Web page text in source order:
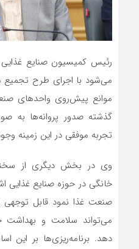
رئیس کمیسیون صنایع
می‌شود با اجرای طرح
موانع پیش‌روی واحدهای
گذشته صدور پروانه‌ها به
تجربه موفقی در این زمینه
وی در بخش دیگری از
خانگی در حوزه صنایع غذایی
صنعت غذا نمود قابل توجهی
می‌تواند سلامت و بهداشت
دهد. برنامه‌ریزی‌ها بر